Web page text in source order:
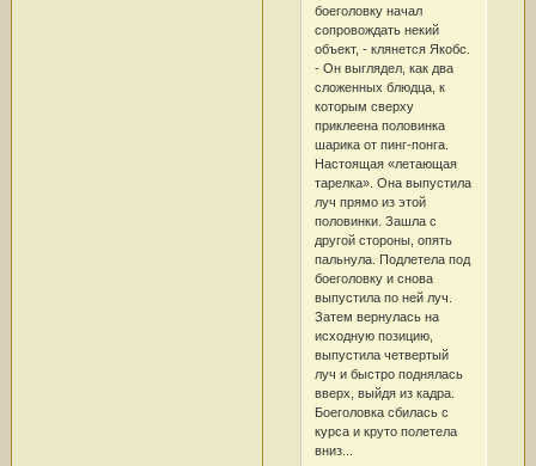
боеголовку начал
сопровождать некий
объект, - клянется Якобс.
- Он выглядел, как два
сложенных блюдца, к
которым сверху
приклеена половинка
шарика от пинг-понга.
Настоящая «летающая
тарелка». Она выпустила
луч прямо из этой
половинки. Зашла с
другой стороны, опять
пальнула. Подлетела под
боеголовку и снова
выпустила по ней луч.
Затем вернулась на
исходную позицию,
выпустила четвертый
луч и быстро поднялась
вверх, выйдя из кадра.
Боеголовка сбилась с
курса и круто полетела
вниз...